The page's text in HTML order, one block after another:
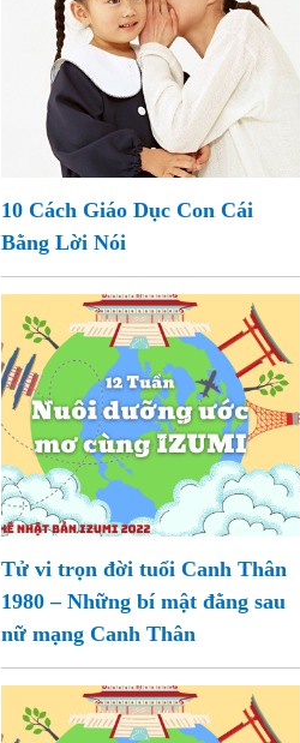
10 Cách Giáo Dục Con Cái
Bằng Lời Nói
Tử vi trọn đời tuổi Canh Thân
1980 – Những bí mật đằng sau
nữ mạng Canh Thân